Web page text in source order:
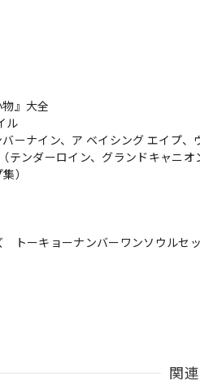
』大全
ル
ーナイン、ア ベイシング エイプ、
テンダーロイン、グランドキャニオ
）
ーキョーナンバーワンソウルセ
関